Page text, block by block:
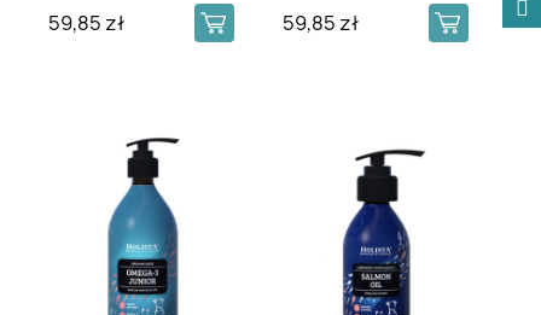
59,85 zł 59,85 zł